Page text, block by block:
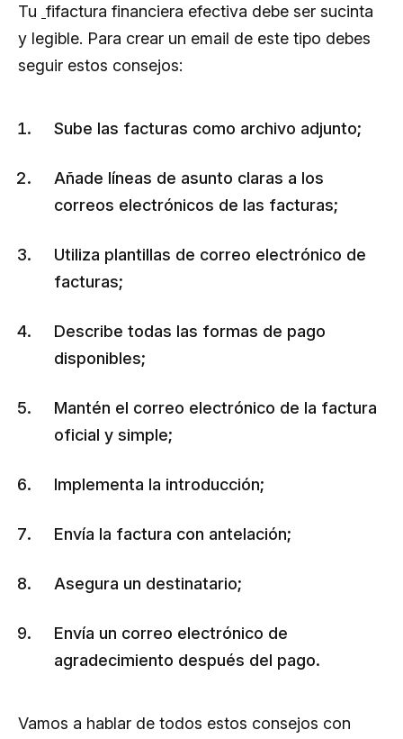
Tu fifactura financiera efectiva debe ser sucinta
y legible. Para crear un email de este tipo debes
seguir estos consejos:
Sube las facturas como archivo adjunto;
Añade líneas de asunto claras a los
correos electrónicos de las facturas;
Utiliza plantillas de correo electrónico de
facturas;
Describe todas las formas de pago
disponibles;
Mantén el correo electrónico de la factura
oficial y simple;
Implementa la introducción;
Envía la factura con antelación;
Asegura un destinatario;
Envía un correo electrónico de
agradecimiento después del pago.
Vamos a hablar de todos estos consejos con